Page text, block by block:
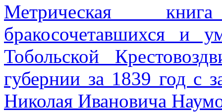
Метрическая
бракосочетавшихся и
Тобольской
губернии за 1839 год с
Николая Ивановича